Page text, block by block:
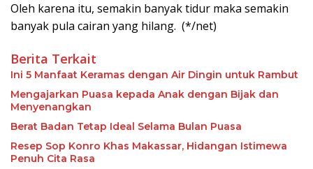
Oleh karena itu, semakin banyak tidur maka semakin
banyak pula cairan yang hilang. (*/net)
Berita Terkait
Ini 5 Manfaat Keramas dengan Air Dingin untuk Rambut
Mengajarkan Puasa kepada Anak dengan Bijak dan
Menyenangkan
Berat Badan Tetap Ideal Selama Bulan Puasa
Resep Sop Konro Khas Makassar, Hidangan Istimewa
Penuh Cita Rasa